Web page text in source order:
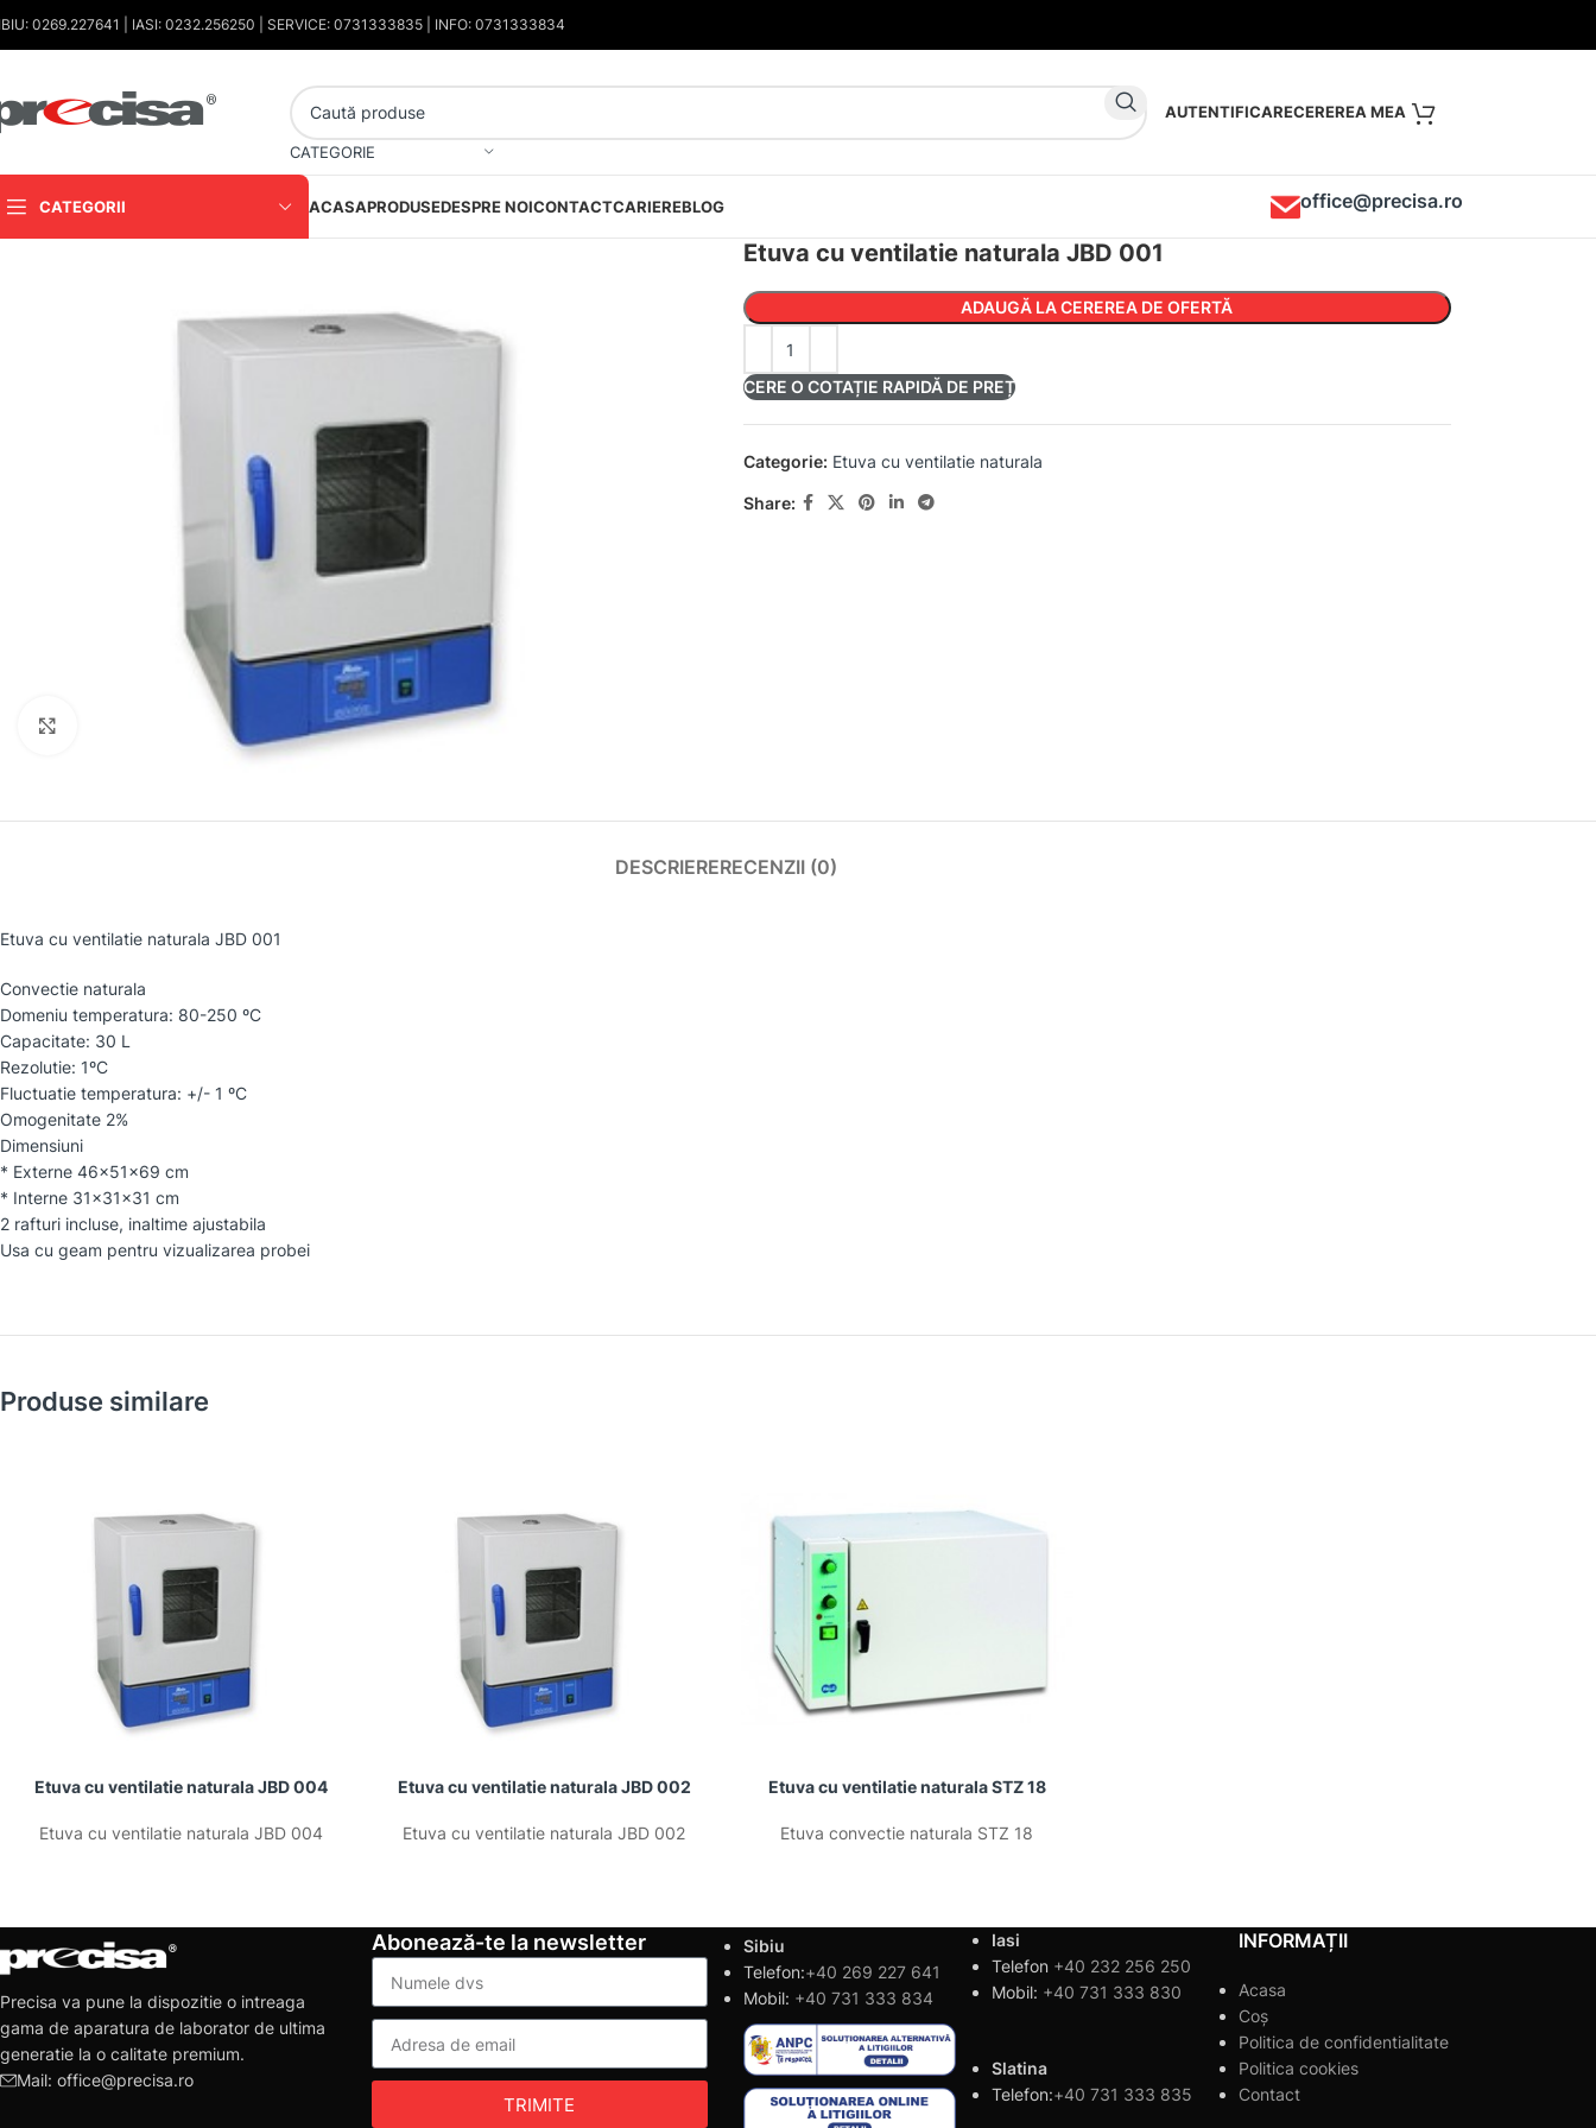
0269.227641 | IASI: 0232.256250 | SERVICE: 0731333835 | INFO: 0731333834
CATEGORIE
AUTENTIFICARE
CATEGORII ACASAPRODUSEDESPRE NOICONTACTCARIEREBLOG office@precisa.ro
Faceți clic pentru a mări
Etuva cu ventilatie naturala JBD 001
ADAUGĂ LA CEREREA DE OFERTĂ
CERE O COTAȚIE RAPIDĂ DE PREȚ
Categorie: Etuva cu ventilatie naturala
Share:
DESCRIERERECENZII (0)
Etuva cu ventilatie naturala JBD 001
Convectie naturala
Domeniu temperatura: 80-250 ºC
Capacitate: 30 L
Rezolutie: 1ºC
Fluctuatie temperatura: +/- 1 ºC
Omogenitate 2%
Dimensiuni
* Externe 46x51x69 cm
* Interne 31x31x31 cm
2 rafturi incluse, inaltime ajustabila
Usa cu geam pentru vizualizarea probei
Produse similare
Etuva cu ventilatie naturala JBD 004
Etuva cu ventilatie naturala JBD 004
Etuva cu ventilatie naturala JBD 002
Etuva cu ventilatie naturala JBD 002
Etuva cu ventilatie naturala STZ 18
Etuva convectie naturala STZ 18
Precisa va pune la dispozitie o intreaga
gama de aparatura de laborator de ultima
generatie la o calitate premium.
Mail: office@precisa.ro
Abonează-te la newsletter
TRIMITE
Sibiu
Telefon:+40 269 227 641
Mobil: +40 731 333 834
Iasi
Telefon +40 232 256 250
Mobil: +40 731 333 830
Slatina
Telefon:+40 731 333 835
INFORMAȚII
Acasa
Coș
Politica de confidentialitate
Politica cookies
Contact